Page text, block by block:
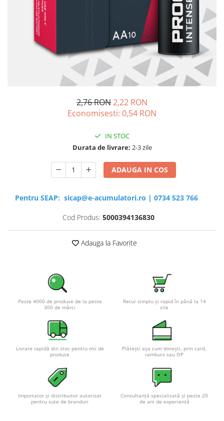
Sisteme de management (BMS)
Redresoare, incarcatoare si testere
Redresoare auto, moto, barci si
2,76 RON2,22 RON
Economisesti: 0,54 RON
IN STOC
Durata de livrare: 2-3 zile
ADAUGA IN COS
Pentru SEAP: sicap@e-acumulatori.ro | 0734 523 766
Cod Produs: 5000394136830
Adauga la Favorite
Peste 4000 de produse de la peste
300 de mărci
Retur simplu și rapid în până la 14
zile
Livrare rapidă din stoc pentru mii de
produse
Plătești așa cum dorești, prin card,
ramburs sau OP
Importator și distribuitor autorizat
pentru sute de branduri
Consultanță specializată și peste 20
de ani de experiență